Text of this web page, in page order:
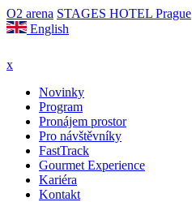
O2 arena STAGES HOTEL Prague
English
x
Novinky
Program
Pronájem prostor
Pro návštěvníky
FastTrack
Gourmet Experience
Kariéra
Kontakt